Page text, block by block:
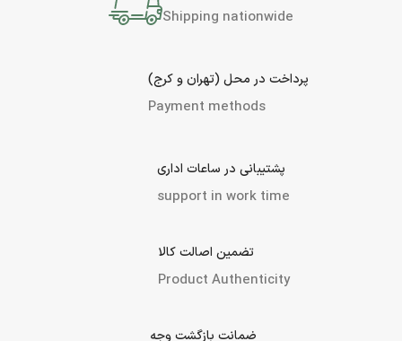
Shipping nationwide
پرداخت در محل (تهران و کرج)
Payment methods
پشتیبانی در ساعات اداری
support in work time
تضمین اصالت کالا
Product Authenticity
ضمانت بازگشت وجه